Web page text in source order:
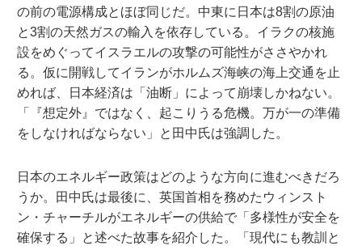
の前の電源構成とほぼ同じだ。中東に日本は8割の原油
と3割の天然ガスの輸入を依存している。イラクの核施
設をめぐってイスラエルの攻撃の可能性がささやかれ
る。仮に開戦してイランがホルムズ海峡の海上交通を止
めれば、日本経済は「油断」によって崩壊しかねない。
「『想定外』ではなく、起こりうる危機。万が一の準備
をしなければならない」と田中氏は強調した。
日本のエネルギー政策はどのような方向に進むべきだろ
うか。田中氏は最後に、英国首相を務めたウィンスト
ン・チャーチルがエネルギーの供給で「多様性が安全を
確保する」と述べた故事を紹介した。「現代にも教訓と